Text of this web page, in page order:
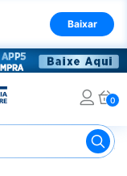
Baixar
0
Máscaras